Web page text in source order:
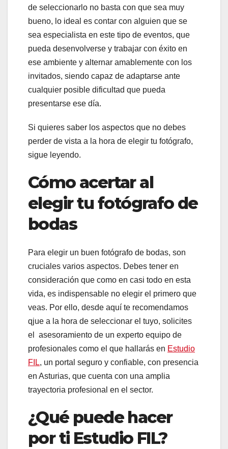
de seleccionarlo no basta con que sea muy
bueno, lo ideal es contar con alguien que se
sea especialista en este tipo de eventos, que
pueda desenvolverse y trabajar con éxito en
ese ambiente y alternar amablemente con los
invitados, siendo capaz de adaptarse ante
cualquier posible dificultad que pueda
presentarse ese día.
Si quieres saber los aspectos que no debes
perder de vista a la hora de elegir tu fotógrafo,
sigue leyendo.
Cómo acertar al
elegir tu fotógrafo de
bodas
Para elegir un buen fotógrafo de bodas, son
cruciales varios aspectos. Debes tener en
consideración que como en casi todo en esta
vida, es indispensable no elegir el primero que
veas. Por ello, desde aquí te recomendamos
qjue a la hora de seleccionar el tuyo, solicites
el asesoramiento de un experto equipo de
profesionales como el que hallarás en Estudio
FIL, un portal seguro y confiable, con presencia
en Asturias, que cuenta con una amplia
trayectoria profesional en el sector.
¿Qué puede hacer
por ti Estudio FIL?